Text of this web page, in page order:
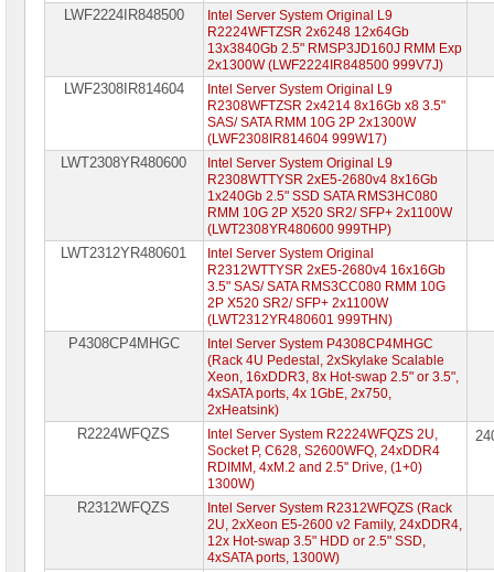
LWF2224IR848500
Intel Server System Original L9
R2224WFTZSR 2x6248 12x64Gb
13x3840Gb 2.5" RMSP3JD160J RMM Exp
2x1300W (LWF2224IR848500 999V7J)
LWF2308IR814604
Intel Server System Original L9
R2308WFTZSR 2x4214 8x16Gb x8 3.5"
SAS/ SATA RMM 10G 2P 2x1300W
(LWF2308IR814604 999W17)
LWT2308YR480600
Intel Server System Original L9
R2308WTTYSR 2xE5-2680v4 8x16Gb
1x240Gb 2.5" SSD SATA RMS3HC080
RMM 10G 2P X520 SR2/ SFP+ 2x1100W
(LWT2308YR480600 999THP)
LWT2312YR480601
Intel Server System Original
R2312WTTYSR 2xE5-2680v4 16x16Gb
3.5" SAS/ SATA RMS3CC080 RMM 10G
2P X520 SR2/ SFP+ 2x1100W
(LWT2312YR480601 999THN)
P4308CP4MHGC
Intel Server System P4308CP4MHGC
(Rack 4U Pedestal, 2xSkylake Scalable
Xeon, 16xDDR3, 8x Hot-swap 2.5" or 3.5",
4xSATA ports, 4x 1GbE, 2x750,
2xHeatsink)
R2224WFQZS
Intel Server System R2224WFQZS 2U,
Socket P, C628, S2600WFQ, 24xDDR4
RDIMM, 4xM.2 and 2.5'' Drive, (1+0)
1300W)
R2312WFQZS
Intel Server System R2312WFQZS (Rack
2U, 2xXeon E5-2600 v2 Family, 24xDDR4,
12x Hot-swap 3.5" HDD or 2.5" SSD,
4xSATA ports, 1300W)